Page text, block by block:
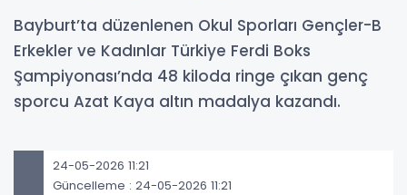
Bayburt’ta düzenlenen Okul Sporları Gençler-B
Erkekler ve Kadınlar Türkiye Ferdi Boks
Şampiyonası’nda 48 kiloda ringe çıkan genç
sporcu Azat Kaya altın madalya kazandı.
24-05-2026 11:21
Güncelleme : 24-05-2026 11:21